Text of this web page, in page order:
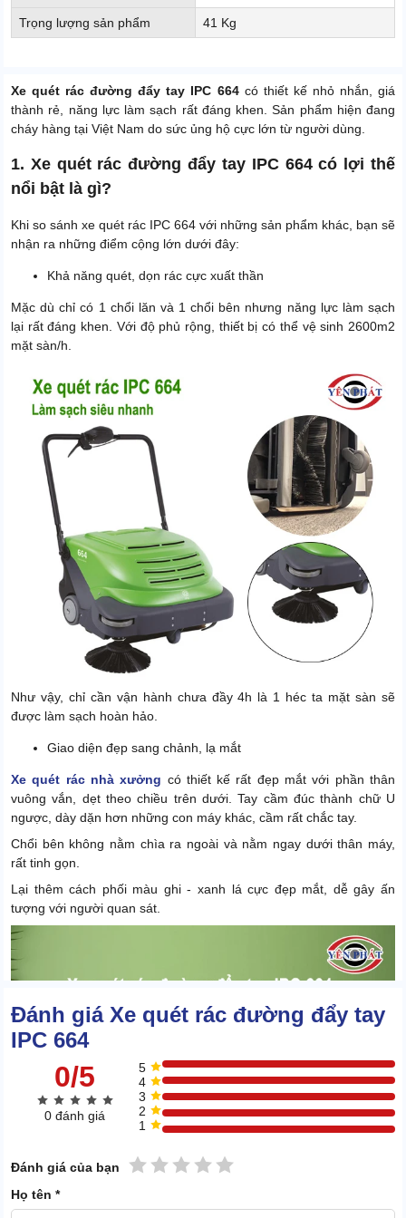
Trọng lượng sản phẩm 41 Kg
Xe quét rác đường đẩy tay IPC 664 có thiết kế nhỏ nhắn, giá
thành rẻ, năng lực làm sạch rất đáng khen. Sản phẩm hiện đang
cháy hàng tại Việt Nam do sức ủng hộ cực lớn từ người dùng.
1. Xe quét rác đường đẩy tay IPC 664 có lợi thế
nổi bật là gì?
Khi so sánh xe quét rác IPC 664 với những sản phẩm khác, bạn sẽ
nhận ra những điểm cộng lớn dưới đây:
Khả năng quét, dọn rác cực xuất thần
Mặc dù chỉ có 1 chổi lăn và 1 chổi bên nhưng năng lực làm sạch
lại rất đáng khen. Với độ phủ rộng, thiết bị có thể vệ sinh 2600m2
mặt sàn/h.
Như vậy, chỉ cần vận hành chưa đầy 4h là 1 héc ta mặt sàn sẽ
được làm sạch hoàn hảo.
Giao diện đẹp sang chảnh, lạ mắt
Xe quét rác nhà xưởng có thiết kế rất đẹp mắt với phần thân
vuông vắn, dẹt theo chiều trên dưới. Tay cầm đúc thành chữ U
ngược, dày dặn hơn những con máy khác, cầm rất chắc tay.
Chổi bên không nằm chìa ra ngoài và nằm ngay dưới thân máy,
rất tinh gọn.
Lại thêm cách phối màu ghi - xanh lá cực đẹp mắt, dễ gây ấn
tượng với người quan sát.
Đánh giá Xe quét rác đường đẩy tay
IPC 664
0/5
0 đánh giá
5
4
3
2
1
Đánh giá của bạn 5 sao
4 sao
3 sao
2 sao
1 sao
Họ tên *